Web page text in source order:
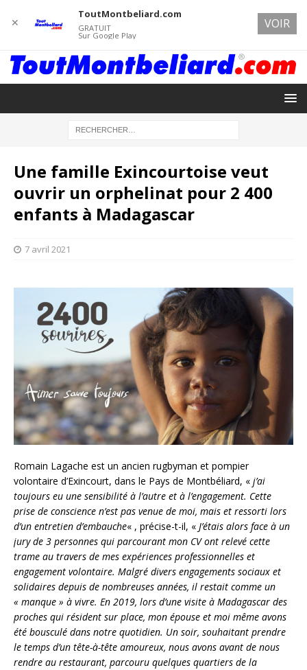
Une famille Exincourtoise veut
ouvrir un orphelinat pour 2 400
enfants à Madagascar
7 avril 2021
Romain Lagache est un ancien rugbyman et pompier
volontaire d’Exincourt, dans le Pays de Montbéliard, « j’ai
toujours eu une sensibilité à l’autre et à l’engagement. Cette
prise de conscience n’est pas venue de moi, mais et ressorti lors
d’un entretien d’embauche« , précise-t-il, « J’étais alors face à un
jury de 3 personnes qui parcourant mon CV ont relevé cette
trame au travers de mes expériences professionnelles et
engagement volontaire. Malgré divers engagements sociaux et
solidaires depuis de nombreuses années, il restait comme un
« manque » à vivre. En 2019, lors d’une visite à Madagascar des
proches qui résident sur place, mon épouse et moi même avons
été bousculé dans notre quotidien. Un soir, souhaitant prendre
le temps d’un tête-à-tête amoureux, nous avons avant de nous
rendre au restaurant, parcouru quelques quartiers de la
✕
ToutMontbeliard.com
GRATUIT
Sur Google Play
VOIR